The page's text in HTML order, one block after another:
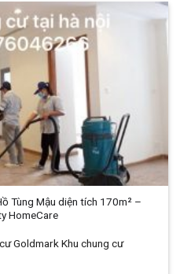
Tùng Mậu diện tích 170m² –
HomeCare
Goldmark Khu chung cư